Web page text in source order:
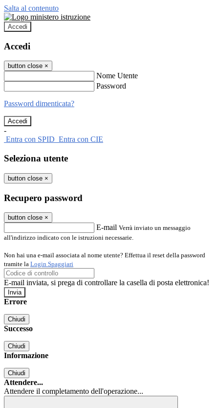
Salta al contenuto
Accedi
Accedi
button close ×
Nome Utente
Password
Password dimenticata?
-
Entra con SPID Entra con CIE
Seleziona utente
button close ×
Recupero password
button close ×
E-mail Verrà inviato un messaggio
all'indirizzo indicato con le istruzioni necessarie.
Non hai una e-mail associata al nome utente? Effettua il reset della password
tramite la Login Spaggiari
E-mail inviata, si prega di controllare la casella di posta elettronica!
Errore
Chiudi
Successo
Chiudi
Informazione
Chiudi
Attendere...
Attendere il completamento dell'operazione...